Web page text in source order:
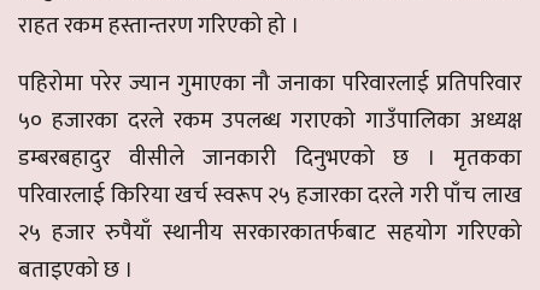
राहत रकम हस्तान्तरण गरिएको हो ।
पहिरोमा परेर ज्यान गुमाएका नौ जनाका परिवारलाई प्रतिपरिवार
५० हजारका दरले रकम उपलब्ध गराएको गाउँपालिका अध्यक्ष
डम्बरबहादुर वीसीले जानकारी दिनुभएको छ । मृतकका
परिवारलाई किरिया खर्च स्वरूप २५ हजारका दरले गरी पाँच लाख
२५ हजार रुपैयाँ स्थानीय सरकारकातर्फबाट सहयोग गरिएको
बताइएको छ ।